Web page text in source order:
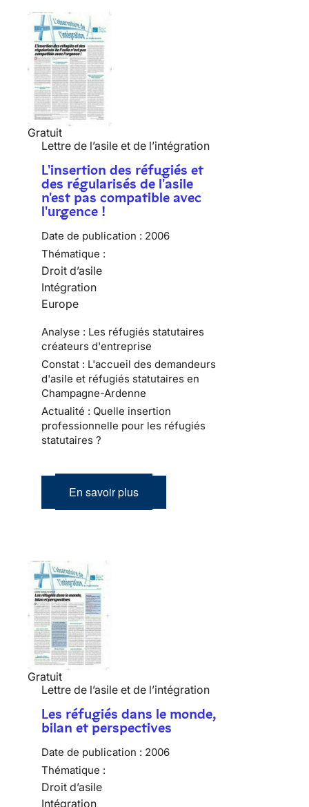
Gratuit
Lettre de l’asile et de l’intégration
L'insertion des réfugiés et
des régularisés de l'asile
n'est pas compatible avec
l'urgence !
Date de publication : 2006
Thématique :
Droit d’asile
Intégration
Europe
Analyse : Les réfugiés statutaires
créateurs d'entreprise
Constat : L'accueil des demandeurs
d'asile et réfugiés statutaires en
Champagne-Ardenne
Actualité : Quelle insertion
professionnelle pour les réfugiés
statutaires ?
En savoir plus
Gratuit
Lettre de l’asile et de l’intégration
Les réfugiés dans le monde,
bilan et perspectives
Date de publication : 2006
Thématique :
Droit d’asile
Intégration